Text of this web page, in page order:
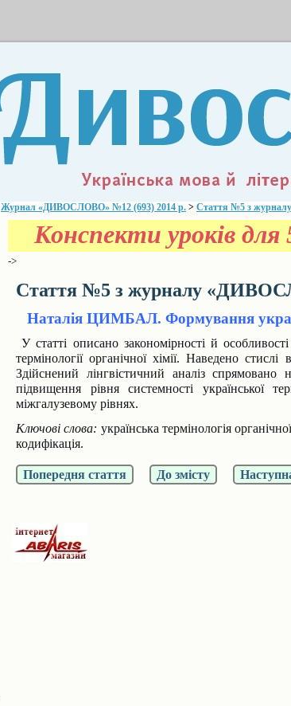
Журнал «ДИВОСЛОВО» №12 (693) 2014 р. > Стаття №5 з
Конспекти уроків для
->
Стаття №5 з журналу
Наталія ЦИМБАЛ. Формування
У статті описано закономірності й
термінології ор­ганічної хімії. Наведено стислі
Здійснений лінгвістичний аналіз спрямовано
підвищення рівня системності української
міжгалузевому рівнях.
Ключові слова: українська термінологія
кодифікація.
Попередня стаття До змісту